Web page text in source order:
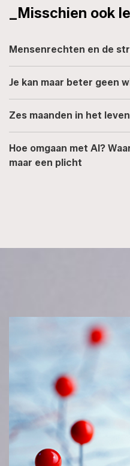
_Misschien ook
Mensenrechten en de
Je kan maar beter geen
Zes maanden in het
Hoe omgaan met AI?
maar een plicht